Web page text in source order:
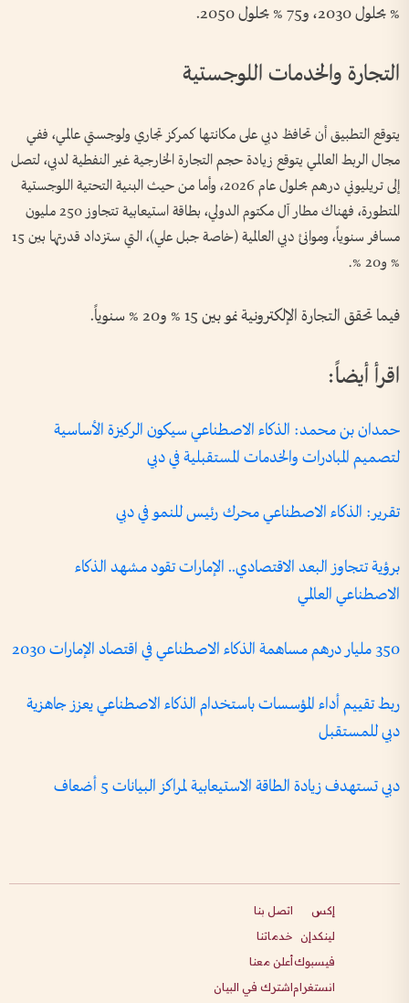
% بحلول 2030، و75 % بحلول 2050.
التجارة والخدمات اللوجستية
يتوقع التطبيق أن تحافظ دبي على مكانتها كمركز تجاري ولوجستي عالمي، ففي
مجال الربط العالمي يتوقع زيادة حجم التجارة الخارجية غير النفطية لدبي، لتصل
إلى تريليوني درهم بحلول عام 2026، وأما من حيث البنية التحتية اللوجستية
المتطورة، فهناك مطار آل مكتوم الدولي، بطاقة استيعابية تتجاوز 250 مليون
مسافر سنوياً، وموانئ دبي العالمية (خاصة جبل علي)، التي ستزداد قدرتها بين 15
% و20 %.
فيما تحقق التجارة الإلكترونية نمو بين 15 % و20 % سنوياً.
اقرأ أيضاً:
حمدان بن محمد: الذكاء الاصطناعي سيكون الركيزة الأساسية
لتصميم المبادرات والخدمات المستقبلية في دبي
تقرير: الذكاء الاصطناعي محرك رئيس للنمو في دبي
برؤية تتجاوز البعد الاقتصادي.. الإمارات تقود مشهد الذكاء
الاصطناعي العالمي
350 مليار درهم مساهمة الذكاء الاصطناعي في اقتصاد الإمارات 2030
ربط تقييم أداء المؤسسات باستخدام الذكاء الاصطناعي يعزز جاهزية
دبي للمستقبل
دبي تستهدف زيادة الطاقة الاستيعابية لمراكز البيانات 5 أضعاف
إكس
لينكدإن
فيسبوك
انستغرام
اتصل بنا
خدماتنا
أعلن معنا
اشترك في البيان